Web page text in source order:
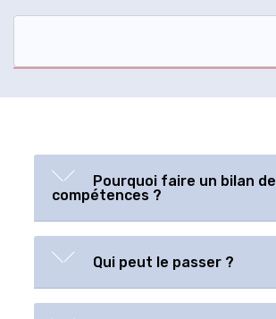
Pourquoi faire un bilan de
compétences ?
Qui peut le passer ?